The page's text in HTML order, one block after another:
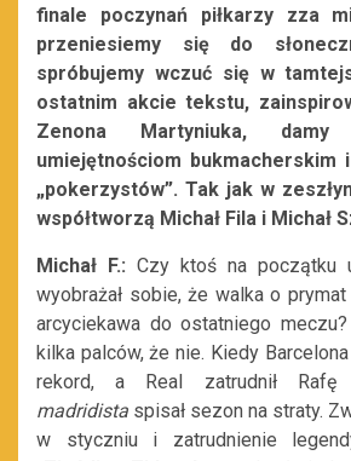
finale poczynań piłkarzy zza
przeniesiemy się do
spróbujemy wczuć się w
ostatnim akcie tekstu,
Zenona Martyniuka,
umiejętnościom bukmacherskim
„pokerzystów”. Tak jak w
współtworzą Michał Fila i Michał
Michał F.: Czy ktoś na początku
wyobrażał sobie, że walka o
arcyciekawa do ostatniego
kilka palców, że nie. Kiedy
rekord, a Real zatrudnił Rafę
madridista spisał sezon na straty.
w styczniu i zatrudnienie